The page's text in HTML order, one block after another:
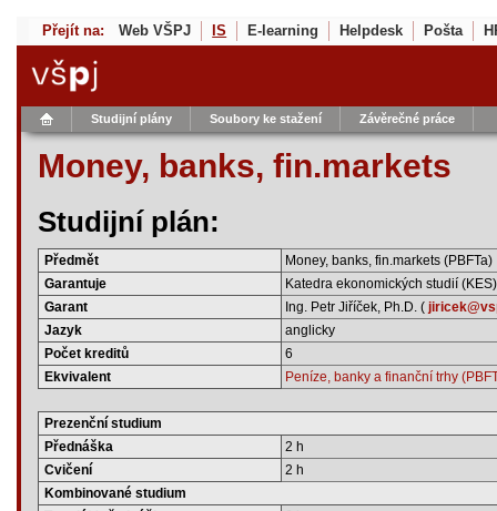
Přejít na: Web VŠPJ IS E-learning Helpdesk Pošta
Studijní plány Soubory ke stažení Závěrečné práce
Money, banks, fin.markets
Studijní plán:
Předmět
Money, banks, fin.markets (PBFTa)
Garantuje
Katedra ekonomických studií (KES)
Garant
Ing. Petr Jiříček, Ph.D. (
Jazyk
anglicky
Počet kreditů
6
Ekvivalent
Peníze, banky a finanční trhy
Prezenční studium
Přednáška
2 h
Cvičení
2 h
Kombinované studium